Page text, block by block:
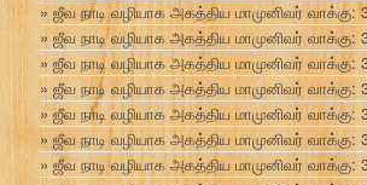
ஜீவ நாடி வழியாக அகத்திய மாமுனிவர் வாக்கு:
ஜீவ நாடி வழியாக அகத்திய மாமுனிவர் வாக்கு:
ஜீவ நாடி வழியாக அகத்திய மாமுனிவர் வாக்கு:
ஜீவ நாடி வழியாக அகத்திய மாமுனிவர் வாக்கு:
ஜீவ நாடி வழியாக அகத்திய மாமுனிவர் வாக்கு:
ஜீவ நாடி வழியாக அகத்திய மாமுனிவர் வாக்கு:
ஜீவ நாடி வழியாக அகத்திய மாமுனிவர் வாக்கு: